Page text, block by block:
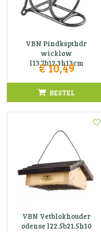
VBN Pindkspthdr
wicklow
l13.7b12.3h13cm
€10,49
BESTEL
VBN Vetblokhouder
odense l22.5b21.5h10